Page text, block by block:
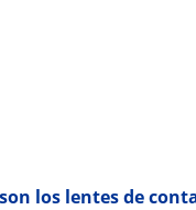
los lentes de